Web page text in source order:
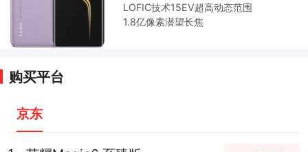
LOFIC技术15EV超高动态范围
1.8亿像素潜望长焦
购买平台
京东